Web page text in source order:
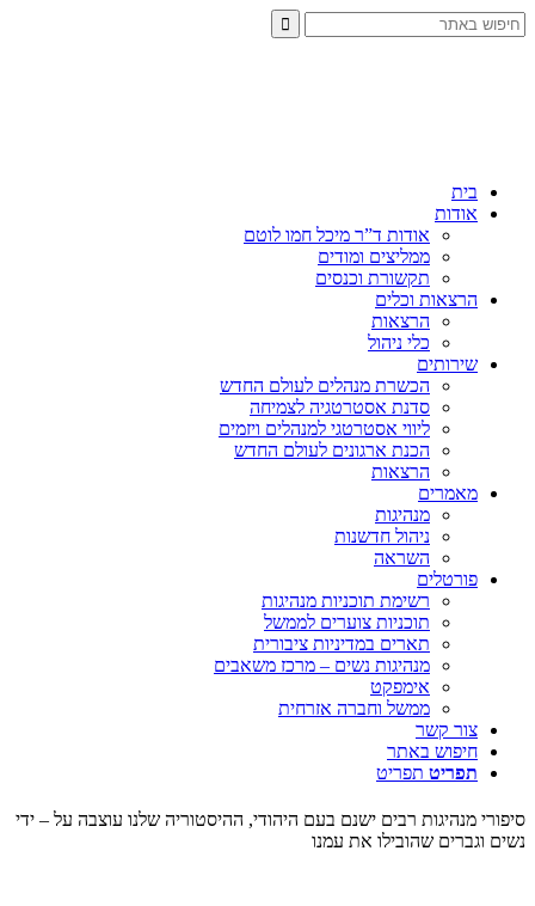
בית
אודות
אודות ד”ר מיכל חמו לוטם
ממליצים ומודים
תקשורת וכנסים
הרצאות וכלים
הרצאות
כלי ניהול
שירותים
הכשרת מנהלים לעולם החדש
סדנת אסטרטגיה לצמיחה
ליווי אסטרטגי למנהלים ויזמים
הכנת ארגונים לעולם החדש
הרצאות
מאמרים
מנהיגות
ניהול חדשנות
השראה
פורטלים
רשימת תוכניות מנהיגות
תוכניות צוערים לממשל
תארים במדיניות ציבורית
מנהיגות נשים – מרכז משאבים
אימפקט
ממשל וחברה אזרחית
צור קשר
חיפוש באתר
תפריט תפריט
סיפורי מנהיגות רבים ישנם בעם היהודי, ההיסטוריה שלנו עוצבה על – ידי
נשים וגברים שהובילו את עמנו